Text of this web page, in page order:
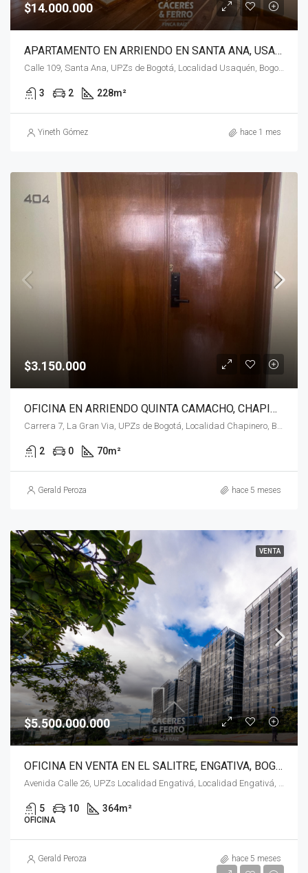
$14.000.000
APARTAMENTO EN ARRIENDO EN SANTA ANA, USAQUÉN, BOGOTÁ, D.C.
Calle 109, Santa Ana, UPZs de Bogotá, Localidad Usaquén, Bogotá, Bogotá, Distrito Capital, RAP (Especial) Central, 110111, Colombia
3 2 228m²
Yineth Gómez hace 1 mes
$3.150.000
OFICINA EN ARRIENDO QUINTA CAMACHO, CHAPINERO, BOGOTÁ, D.C.
2 0 70m²
Gerald Peroza hace 5 meses
VENTA
$5.500.000.000
OFICINA EN VENTA EN EL SALITRE, ENGATIVA, BOGOTÁ, D.C
Avenida Calle 26, UPZs Localidad Engativá, Localidad Engativá, Bogotá, Bogotá, Distrito Capital, RAP (Especial) Central, 111071, Colombia
5 10 364m²
OFICINA
Gerald Peroza hace 5 meses